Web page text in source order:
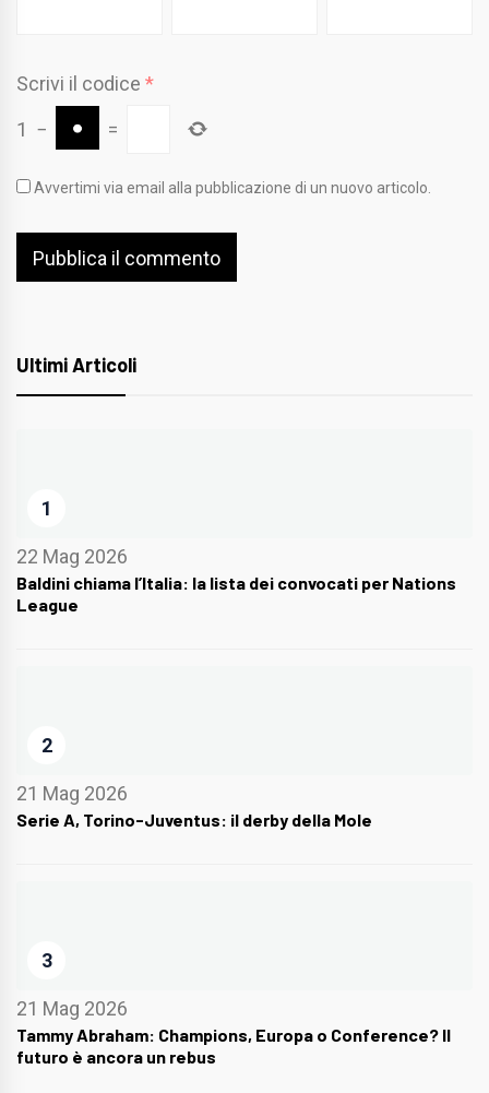
Scrivi il codice *
1 − =
Avvertimi via email alla pubblicazione di un nuovo articolo.
Ultimi Articoli
1
22 Mag 2026
Baldini chiama l’Italia: la lista dei convocati per Nations
League
2
21 Mag 2026
Serie A, Torino-Juventus: il derby della Mole
3
21 Mag 2026
Tammy Abraham: Champions, Europa o Conference? Il
futuro è ancora un rebus